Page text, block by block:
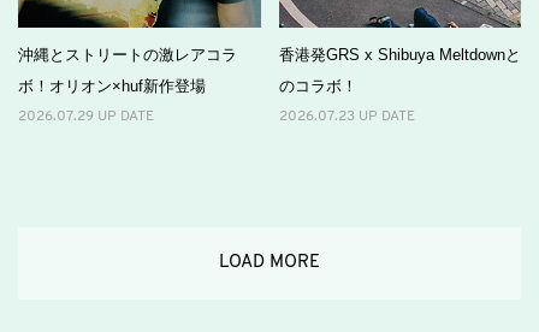
沖縄とストリートの激レアコラ
ボ！オリオン×huf新作登場
2026.07.29 UP DATE
香港発GRS x Shibuya Meltdownと
のコラボ！
2026.07.23 UP DATE
LOAD MORE